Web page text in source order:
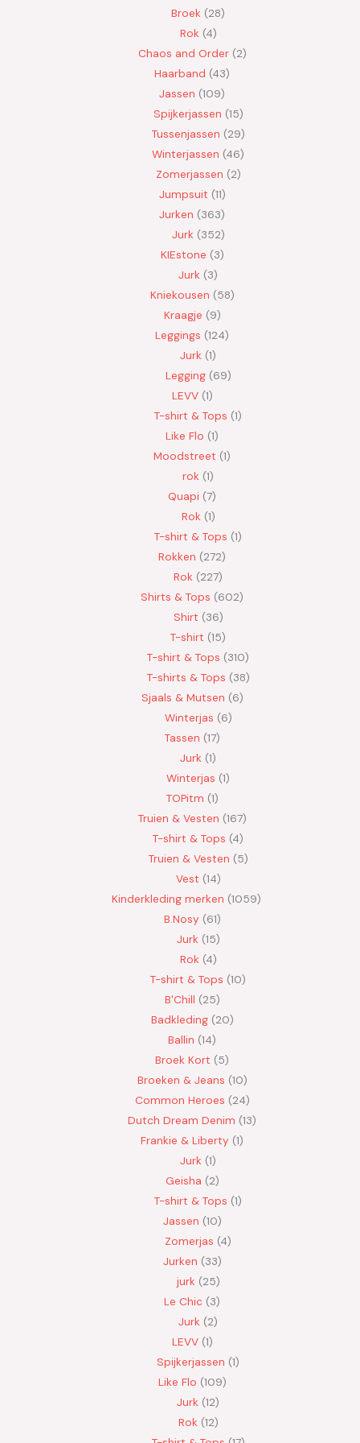
Broek 28
Rok 4
Chaos and Order 2
Haarband 43
Jassen 109
Spijkerjassen 15
Tussenjassen 29
Winterjassen 46
Zomerjassen 2
Jumpsuit 11
Jurken 363
Jurk 352
KIEstone 3
Jurk 3
Kniekousen 58
Kraagje 9
Leggings 124
Jurk 1
Legging 69
LEVV 1
T-shirt & Tops 1
Like Flo 1
Moodstreet 1
rok 1
Quapi 7
Rok 1
T-shirt & Tops 1
Rokken 272
Rok 227
Shirts & Tops 602
Shirt 36
T-shirt 15
T-shirt & Tops 310
T-shirts & Tops 38
Sjaals & Mutsen 6
Winterjas 6
Tassen 17
Jurk 1
Winterjas 1
TOPitm 1
Truien & Vesten 167
T-shirt & Tops 4
Truien & Vesten 5
Vest 14
Kinderkleding merken 1059
B.Nosy 61
Jurk 15
Rok 4
T-shirt & Tops 10
B'Chill 25
Badkleding 20
Ballin 14
Broek Kort 5
Broeken & Jeans 10
Common Heroes 24
Dutch Dream Denim 13
Frankie & Liberty 1
Jurk 1
Geisha 2
T-shirt & Tops 1
Jassen 10
Zomerjas 4
Jurken 33
jurk 25
Le Chic 3
Jurk 2
LEVV 1
Spijkerjassen 1
Like Flo 109
Jurk 12
Rok 12